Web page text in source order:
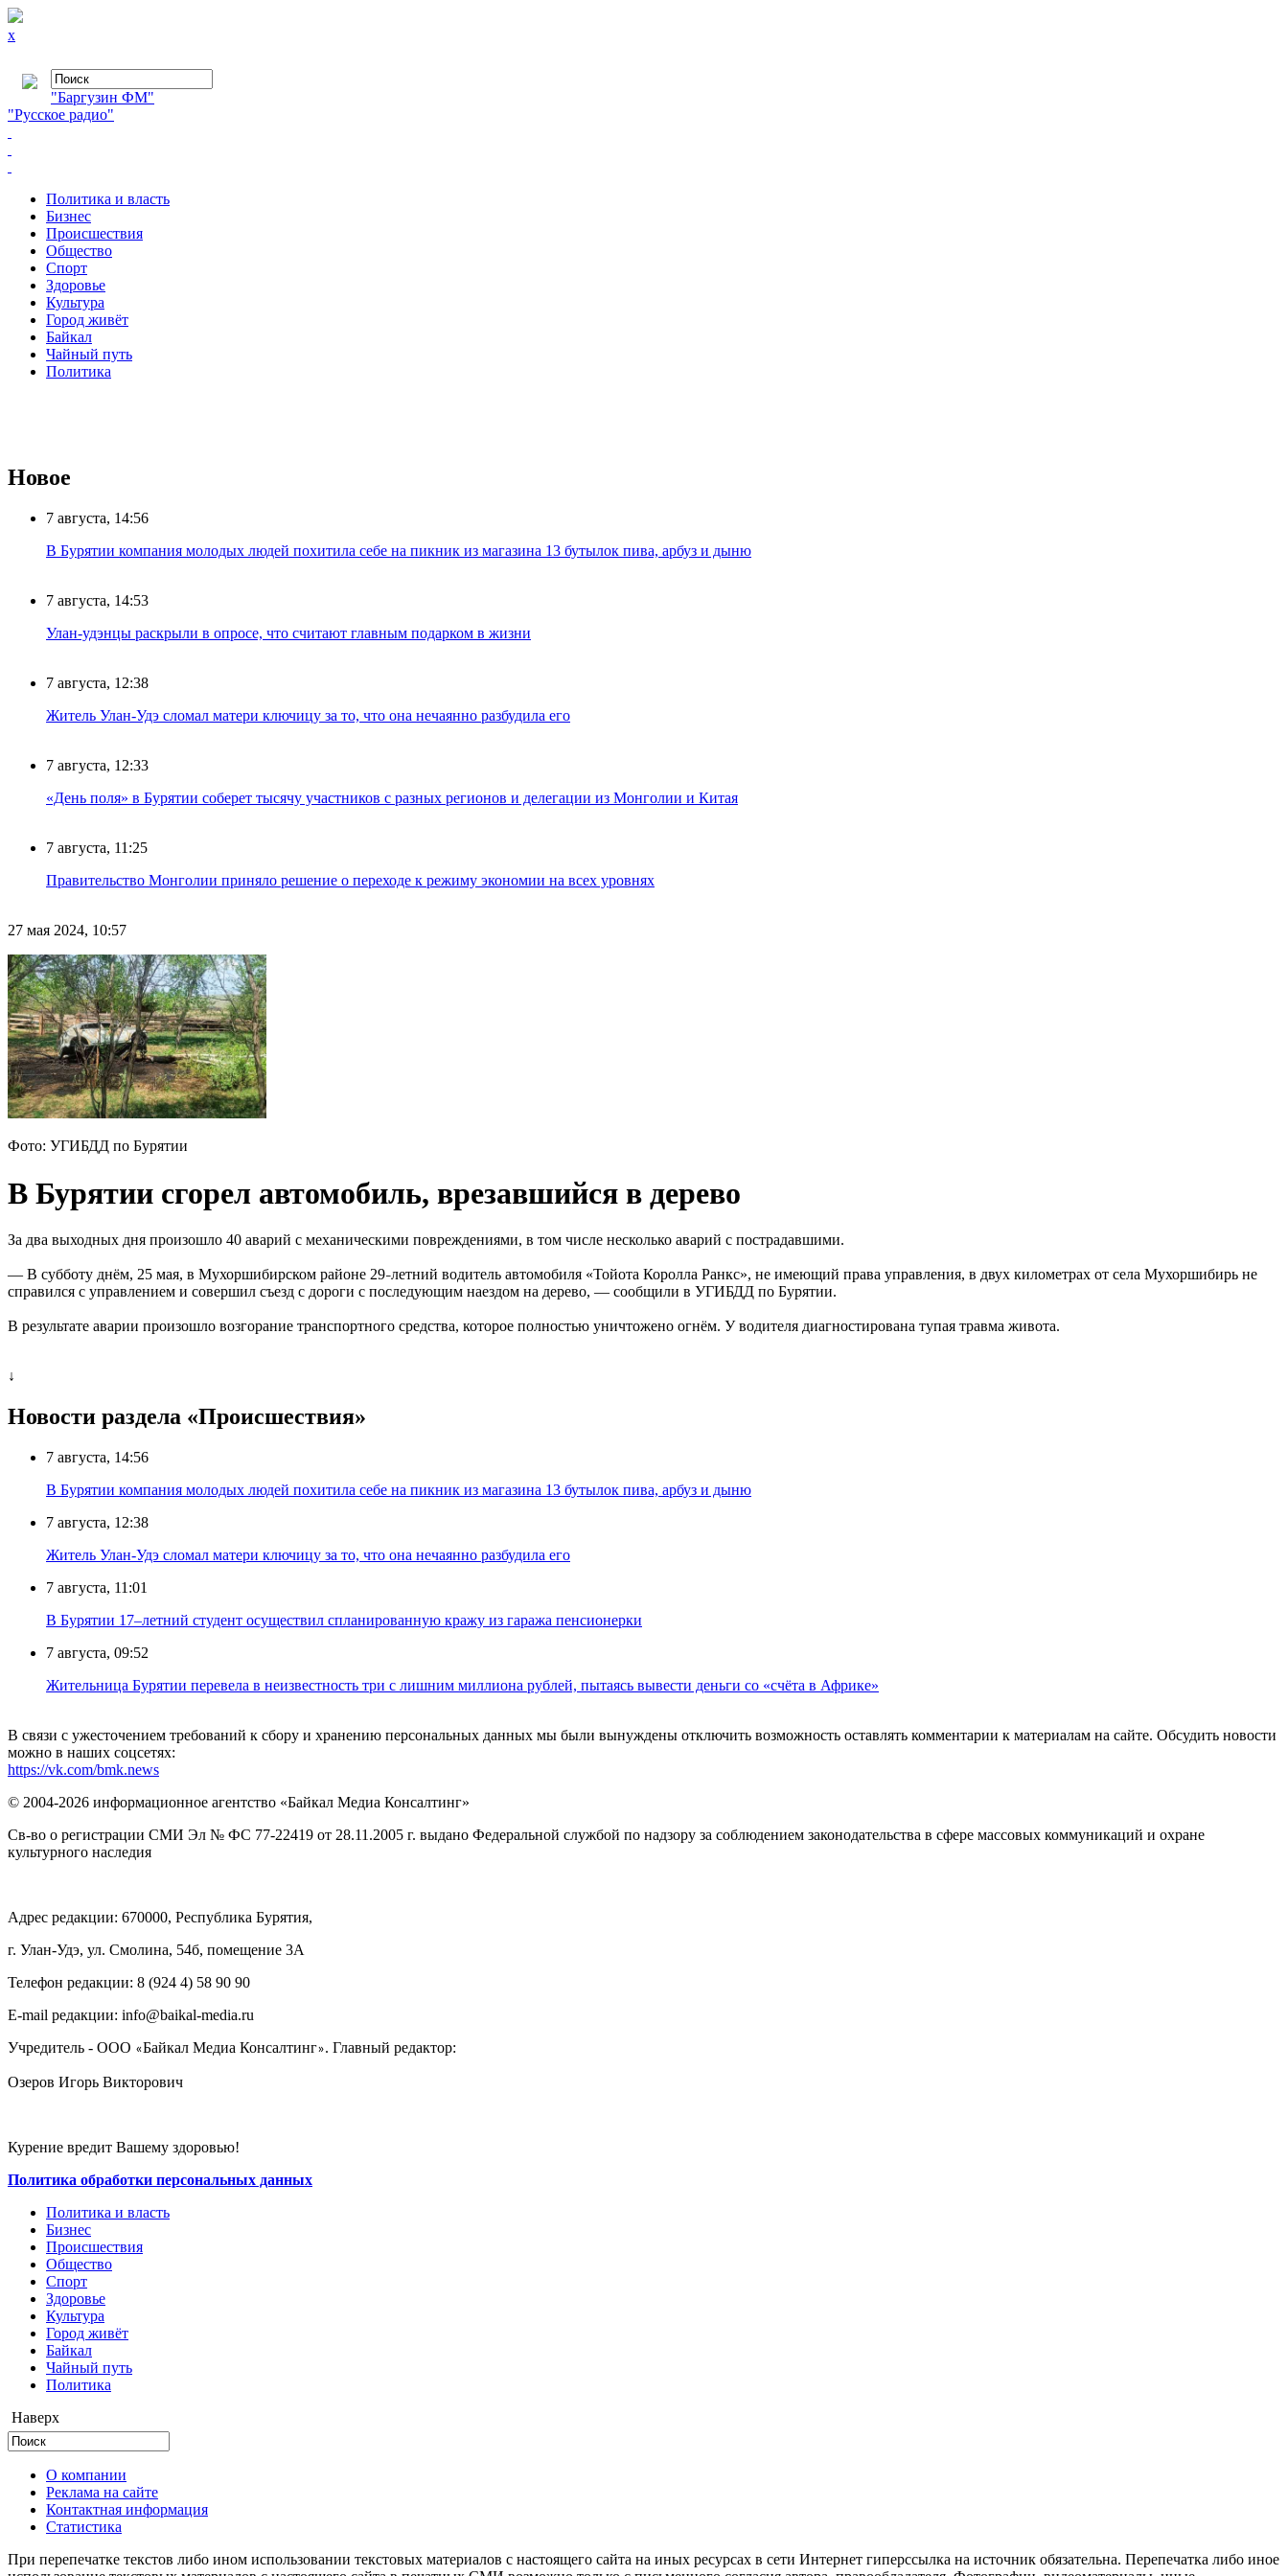
x
"Баргузин ФМ"
"Русское радио"
Политика и власть
Бизнес
Происшествия
Общество
Cпорт
Здоровье
Культура
Город живёт
Байкал
Чайный путь
Политика
Новое
7 августа, 14:56
В Бурятии компания молодых людей похитила себе на пикник из магазина 13 бутылок пива, арбуз и дыню
7 августа, 14:53
Улан-удэнцы раскрыли в опросе, что считают главным подарком в жизни
7 августа, 12:38
Житель Улан-Удэ сломал матери ключицу за то, что она нечаянно разбудила его
7 августа, 12:33
«День поля» в Бурятии соберет тысячу участников с разных регионов и делегации из Монголии и Китая
7 августа, 11:25
Правительство Монголии приняло решение о переходе к режиму экономии на всех уровнях
27 мая 2024, 10:57
Фото: УГИБДД по Бурятии
В Бурятии сгорел автомобиль, врезавшийся в дерево
За два выходных дня произошло 40 аварий с механическими повреждениями, в том числе несколько аварий с пострадавшими.
— В субботу днём, 25 мая, в Мухоршибирском районе 29–летний водитель автомобиля «Тойота Королла Ранкс», не имеющий права управления, в двух километрах от села Мухоршибирь не
справился с управлением и совершил съезд с дороги с последующим наездом на дерево, — сообщили в УГИБДД по Бурятии.
В результате аварии произошло возгорание транспортного средства, которое полностью уничтожено огнём. У водителя диагностирована тупая травма живота.
↓
Новости раздела «Происшествия»
7 августа, 14:56
В Бурятии компания молодых людей похитила себе на пикник из магазина 13 бутылок пива, арбуз и дыню
7 августа, 12:38
Житель Улан-Удэ сломал матери ключицу за то, что она нечаянно разбудила его
7 августа, 11:01
В Бурятии 17–летний студент осуществил спланированную кражу из гаража пенсионерки
7 августа, 09:52
Жительница Бурятии перевела в неизвестность три с лишним миллиона рублей, пытаясь вывести деньги со «счёта в Африке»
В связи с ужесточением требований к сбору и хранению персональных данных мы были вынуждены отключить возможность оставлять комментарии к материалам на сайте. Обсудить новости
можно в наших соцсетях:
https://vk.com/bmk.news
© 2004-2026 информационное агентство «Байкал Медиа Консалтинг»
Св-во о регистрации СМИ Эл № ФС 77-22419 от 28.11.2005 г. выдано Федеральной службой по надзору за соблюдением законодательства в сфере массовых коммуникаций и охране
культурного наследия
Адрес редакции: 670000, Республика Бурятия,
г. Улан-Удэ, ул. Смолина, 54б, помещение 3А
Телефон редакции: ‎‎8 (924 4) 58 90 90
E-mail редакции: info@baikal-media.ru
Учредитель - ООО «Байкал Медиа Консалтинг». Главный редактор:
Озеров Игорь Викторович
Курение вредит Вашему здоровью!
Политика обработки персональных данных
Политика и власть
Бизнес
Происшествия
Общество
Cпорт
Здоровье
Культура
Город живёт
Байкал
Чайный путь
Политика
Наверх
О компании
Реклама на сайте
Контактная информация
Статистика
При перепечатке текстов либо ином использовании текстовых материалов с настоящего сайта на иных ресурсах в сети Интернет гиперссылка на источник обязательна. Перепечатка либо иное